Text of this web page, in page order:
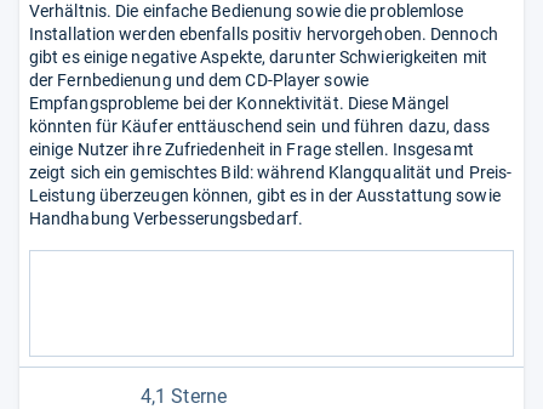
Verhältnis. Die einfache Bedienung sowie die problemlose
Installation werden ebenfalls positiv hervorgehoben. Dennoch
gibt es einige negative Aspekte, darunter Schwierigkeiten mit
der Fernbedienung und dem CD-Player sowie
Empfangsprobleme bei der Konnektivität. Diese Mängel
könnten für Käufer enttäuschend sein und führen dazu, dass
einige Nutzer ihre Zufriedenheit in Frage stellen. Insgesamt
zeigt sich ein gemischtes Bild: während Klangqualität und Preis-
Leistung überzeugen können, gibt es in der Ausstattung sowie
Handhabung Verbesserungsbedarf.
4,1 Sterne